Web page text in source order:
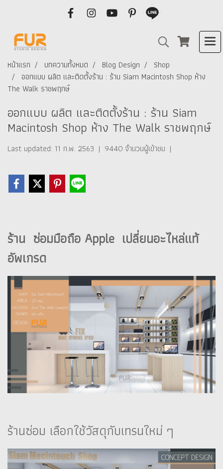
หน้าแรก บทความทั้งหมด Blog Design
Shop
ออกแบบ ผลิต และติดตั้งร้าน : ร้าน Siam Macintosh Shop ห้าง
The Walk ราชพฤกษ์
ออกแบบ ผลิต และติดตั้งร้าน : ร้าน Siam
Macintosh Shop ห้าง The Walk ราชพฤกษ์
Last updated: 11 ก.พ. 2563 | 9440 จำนวนผู้เข้าชม |
ร้าน ซ่อมมือถือ Apple เปลี่ยนอะไหล่แท้
อัพเกรด
ร้านซ่อม เลือกใช้วัสดุกับเทรนใหม่ ๆ